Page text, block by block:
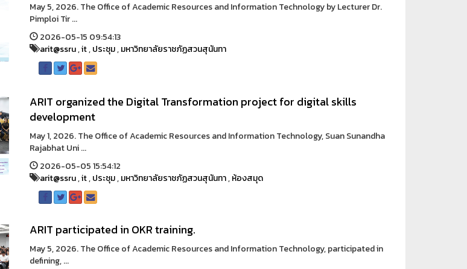
May 5, 2026. The Office of Academic Resources and Information Technology by Lecturer Dr.
Pimploi Tir ...
2026-05-15 09:54:13
arit@ssru,it,ประชุม,มหาวิทยาลัยราชภัฏสวนสุนันทา
ARIT organized the Digital Transformation project for digital skills
development
May 1, 2026. The Office of Academic Resources and Information Technology, Suan Sunandha
Rajabhat Uni ...
2026-05-05 15:54:12
arit@ssru,it,ประชุม,มหาวิทยาลัยราชภัฏสวนสุนันทา,ห้องสมุด
ARIT participated in OKR training.
May 5, 2026. The Office of Academic Resources and Information Technology, participated in
defining, ...